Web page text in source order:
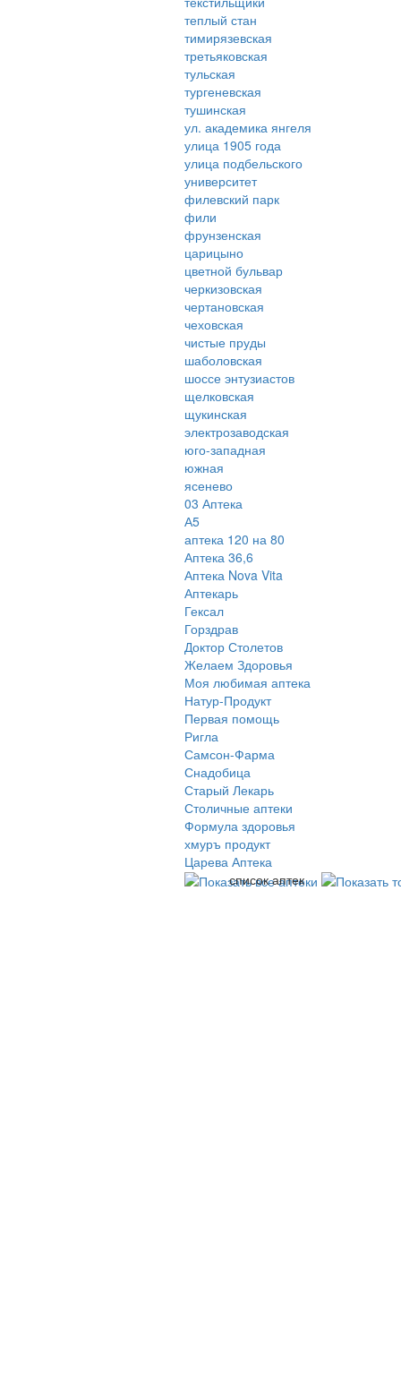
теплый стан
тимирязевская
третьяковская
тульская
тургеневская
тушинская
ул. академика янгеля
улица 1905 года
улица подбельского
университет
филевский парк
фили
фрунзенская
царицыно
цветной бульвар
черкизовская
чертановская
чеховская
чистые пруды
шаболовская
шоссе энтузиастов
щелковская
щукинская
электрозаводская
юго-западная
южная
ясенево
03 Аптека
А5
аптека 120 на 80
Аптека 36,6
Аптека Nova Vita
Аптекарь
Гексал
Горздрав
Доктор Столетов
Желаем Здоровья
Моя любимая аптека
Натур-Продукт
Первая помощь
Ригла
Самсон-Фарма
Снадобица
Старый Лекарь
Столичные аптеки
Формула здоровья
хмуръ продукт
Царева Аптека
список аптек